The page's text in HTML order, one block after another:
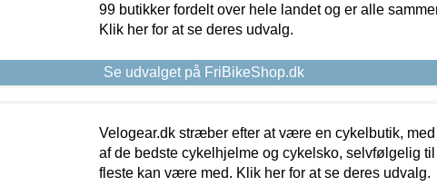
99 butikker fordelt over hele landet og er alle
Klik her for at se deres udvalg.
Se udvalget på FriBikeShop.dk
Velogear.dk stræber efter at være en cykelbutik,
af de bedste cykelhjelme og cykelsko, selvfølgelig
fleste kan være med. Klik her for at se deres udvalg.